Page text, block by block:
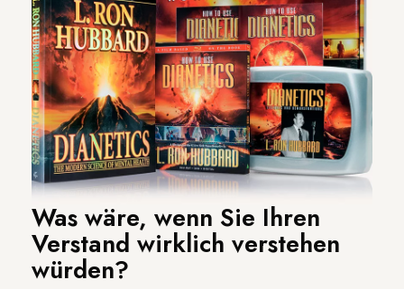
Was wäre, wenn Sie Ihren
Verstand wirklich verstehen
würden?